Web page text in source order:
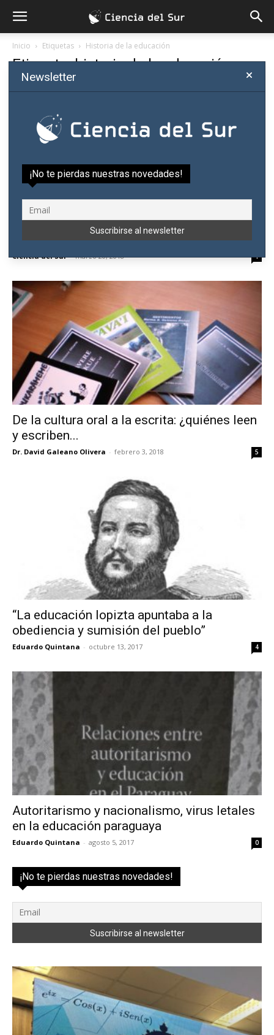
Inicio Etiquetas Historia de la educación
Etiqueta: historia de la educación
Serpaj presenta libro sobre la educación
durante la dictadura stronista
Ciencia del Sur - marzo 20, 2018 1
De la cultura oral a la escrita: ¿quiénes leen
y escriben...
Dr. David Galeano Olivera - febrero 3, 2018 5
“La educación lopizta apuntaba a la
obediencia y sumisión del pueblo”
Eduardo Quintana - octubre 13, 2017 4
Autoritarismo y nacionalismo, virus letales
en la educación paraguaya
Eduardo Quintana - agosto 5, 2017 0
¡No te pierdas nuestras novedades!
Newsletter
¡No te pierdas nuestras novedades!